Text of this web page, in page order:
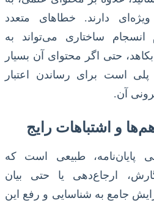
دارند. خطاهای متعدد
انسجام ساختاری می‌تواند به
حتی اگر محتوای آن بسیار
پلی است برای رساندن اعتبار
آن.
و اشتباهات رایج
پایان‌نامه، طبیعی است که
ارجاع‌دهی یا حتی بیان
جامع به شناسایی و رفع این